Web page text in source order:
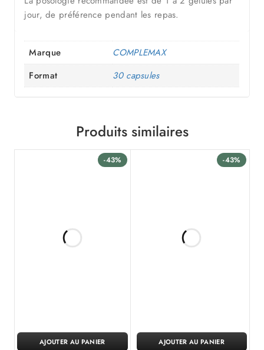
jour, de préférence pendant les repas.
Marque
COMPLEMAX
Format
30 capsules
Produits similaires
-43%
AJOUTER AU PANIER
-43%
AJOUTER AU PANIER